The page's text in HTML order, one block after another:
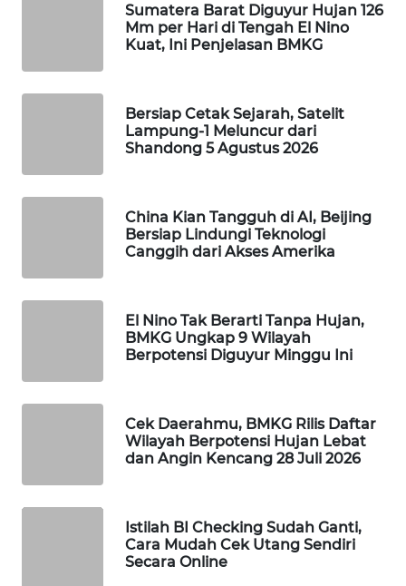
Sumatera Barat Diguyur Hujan 126
Mm per Hari di Tengah El Nino
Kuat, Ini Penjelasan BMKG
Bersiap Cetak Sejarah, Satelit
Lampung-1 Meluncur dari
Shandong 5 Agustus 2026
China Kian Tangguh di AI, Beijing
Bersiap Lindungi Teknologi
Canggih dari Akses Amerika
El Nino Tak Berarti Tanpa Hujan,
BMKG Ungkap 9 Wilayah
Berpotensi Diguyur Minggu Ini
Cek Daerahmu, BMKG Rilis Daftar
Wilayah Berpotensi Hujan Lebat
dan Angin Kencang 28 Juli 2026
Istilah BI Checking Sudah Ganti,
Cara Mudah Cek Utang Sendiri
Secara Online
Media
NEWS
WAHANA
LISTRIK